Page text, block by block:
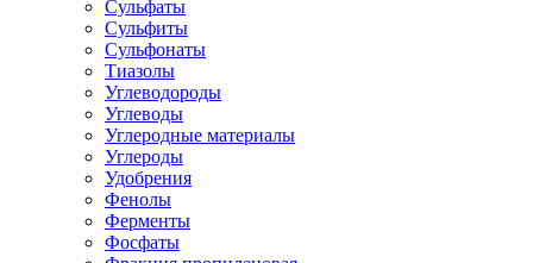
Сульфаты
Сульфиты
Сульфонаты
Тиазолы
Углеводороды
Углеводы
Углеродные материалы
Углероды
Удобрения
Фенолы
Ферменты
Фосфаты